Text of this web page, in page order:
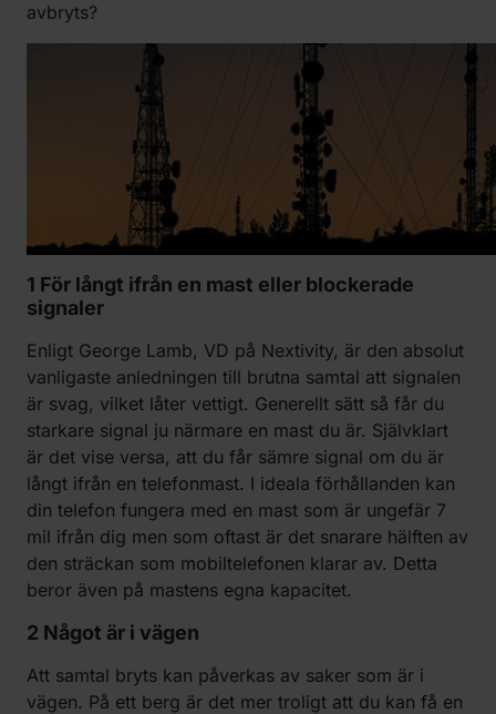
avbryts?
1 För långt ifrån en mast eller blockerade
signaler
Enligt George Lamb, VD på Nextivity, är den absolut
vanligaste anledningen till brutna samtal att signalen
är svag, vilket låter vettigt. Generellt sätt så får du
starkare signal ju närmare en mast du är. Självklart
är det vise versa, att du får sämre signal om du är
långt ifrån en telefonmast. I ideala förhållanden kan
din telefon fungera med en mast som är ungefär 7
mil ifrån dig men som oftast är det snarare hälften av
den sträckan som mobiltelefonen klarar av. Detta
beror även på mastens egna kapacitet.
2 Något är i vägen
Att samtal bryts kan påverkas av saker som är i
vägen. På ett berg är det mer troligt att du kan få en